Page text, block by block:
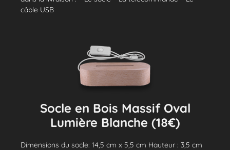
câble USB
Socle en Bois Massif Oval
Lumière Blanche (18€)
Dimensions du socle: 14,5 cm x 5,5 cm Hauteur : 3,5 cm